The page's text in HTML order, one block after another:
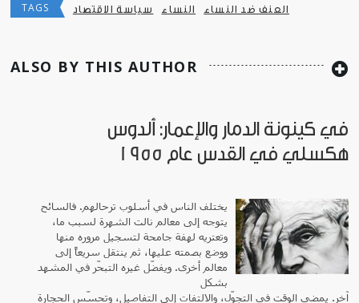
TAGS سياسة الاقتصاد النساء العنف ضد النساء
ALSO BY THIS AUTHOR
في كينونة الدمار والإعمار: ألدوس
هكسلي في القدس عام 1955
يختلف الناس في أسلوب ترحالهم. فالسائح
يتوجه إلى معالم نالت الشهرة لسبب ما،
وتعتريه لهفة جامحة لتسجيل مروره منها
ووضع بصمته عليها، ثم ينتقل سريعاً إلى
معالم أخرى. ويفضّل غيره التبحّر في المشهد
بشكل
آخر. يمضي الوقت في التجوّل، والالتفات إلى التفاصيل، وتحسّس الحجارة